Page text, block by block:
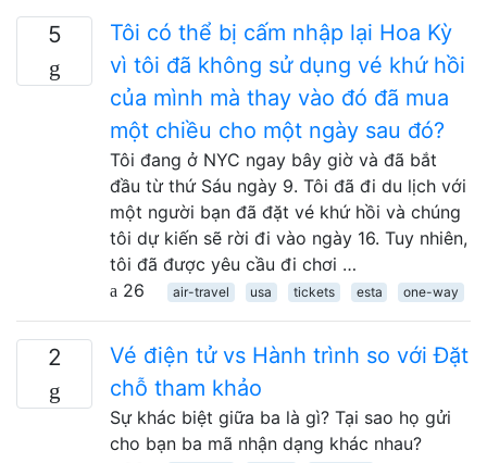
5
Tôi có thể bị cấm nhập lại Hoa Kỳ
vì tôi đã không sử dụng vé khứ hồi
của mình mà thay vào đó đã mua
một chiều cho một ngày sau đó?
Tôi đang ở NYC ngay bây giờ và đã bắt
đầu từ thứ Sáu ngày 9. Tôi đã đi du lịch với
một người bạn đã đặt vé khứ hồi và chúng
tôi dự kiến ​​sẽ rời đi vào ngày 16. Tuy nhiên,
tôi đã được yêu cầu đi chơi …
26
air-travel usa tickets esta one-way
2
Vé điện tử vs Hành trình so với Đặt
chỗ tham khảo
Sự khác biệt giữa ba là gì? Tại sao họ gửi
cho bạn ba mã nhận dạng khác nhau?